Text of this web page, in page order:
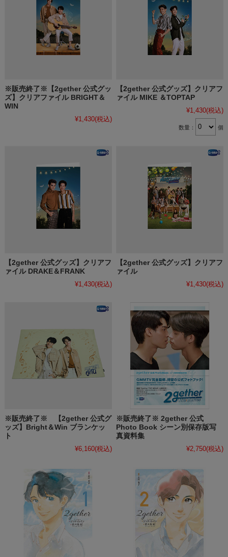
※販売終了※【2gether 公式グッ
ズ】クリアファイル BRIGHT＆
WIN
¥1,430(税込)
【2gether 公式グッズ】クリアフ
ァイル MIKE ＆TOPTAP
¥1,430(税込)
数量： 個
【2gether 公式グッズ】クリアフ
ァイル DRAKE＆FRANK
¥1,430(税込)
【2gether 公式グッズ】クリアフ
ァイル
¥1,430(税込)
※販売終了※ 【2gether 公式グ
ッズ】Bright＆Win ブランケッ
ト
¥6,160(税込)
※販売終了※ 2gether 公式
Photo Book シーン別保存版写
真資料集
¥2,750(税込)